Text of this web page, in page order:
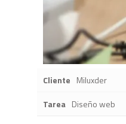
Cliente Miluxder
Tarea Diseño web